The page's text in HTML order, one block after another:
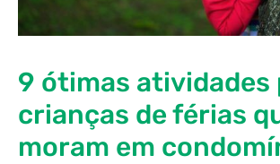
9 ótimas atividades
crianças de férias
moram em